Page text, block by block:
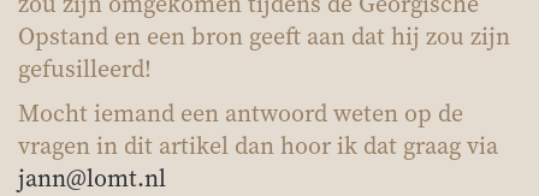
Opstand en een bron geeft aan dat hij zou zijn
gefusilleerd!
Mocht iemand een antwoord weten op de
vragen in dit artikel dan hoor ik dat graag via
jann@lomt.nl